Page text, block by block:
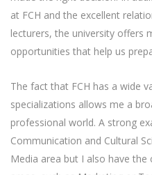
at FCH and the excellent
lecturers, the university offers
opportunities that help us
The fact that FCH has a wide
specializations allows me a
professional world. A strong
Communication and Cultural
Media area but I also have